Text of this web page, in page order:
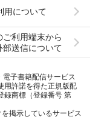
用について
ご利用端末から
部送信について
子書籍配信サービス
用許諾を得た正規版配
録商標（登録番号 第
掲示しているサービス